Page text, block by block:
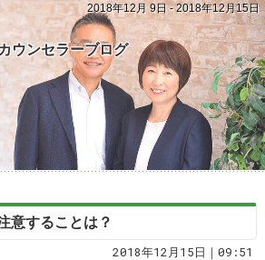
2018年12月 9日 - 2018年12月15日
ウンセラーブログ
意することは？
2018年12月15日｜09:51